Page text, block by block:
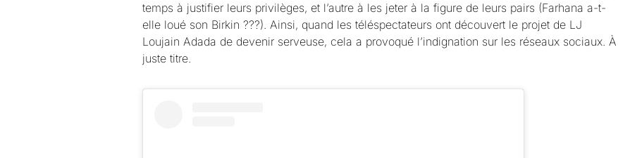
temps à justifier leurs privilèges, et l’autre à les jeter à la figure de leurs pairs (Farhana a-t-
elle loué son Birkin ???). Ainsi, quand les téléspectateurs ont découvert le projet de LJ
Loujain Adada de devenir serveuse, cela a provoqué l’indignation sur les réseaux sociaux. À
juste titre.